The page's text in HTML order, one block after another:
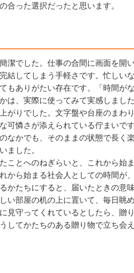
合った選択だったと思います。
潔でした。仕事の合間に画面を開
結してしまう手軽さです。忙しい
もありがたい存在です。「時間が
は、実際に使ってみて実感しました
がりでした。文字盤や台座のまわ
可憐さが添えられている佇まいで
なかでも、そのままの状態で長く
ました。
ことへのねぎらいと、これから始
から始まる社会人としての時間が
かたちにすると、届いたときの意
い部屋の机の上に置いて、毎日眺
見守ってくれているとしたら、贈
してかたちのある贈り物で立ち会